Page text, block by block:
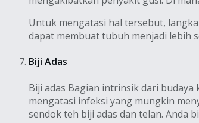
Untuk mengatasi hal tersebut,
dapat membuat tubuh menjadi lebih
Biji Adas
Biji adas Bagian intrinsik dari
mengatasi infeksi yang mungkin
sendok teh biji adas dan telan. Anda